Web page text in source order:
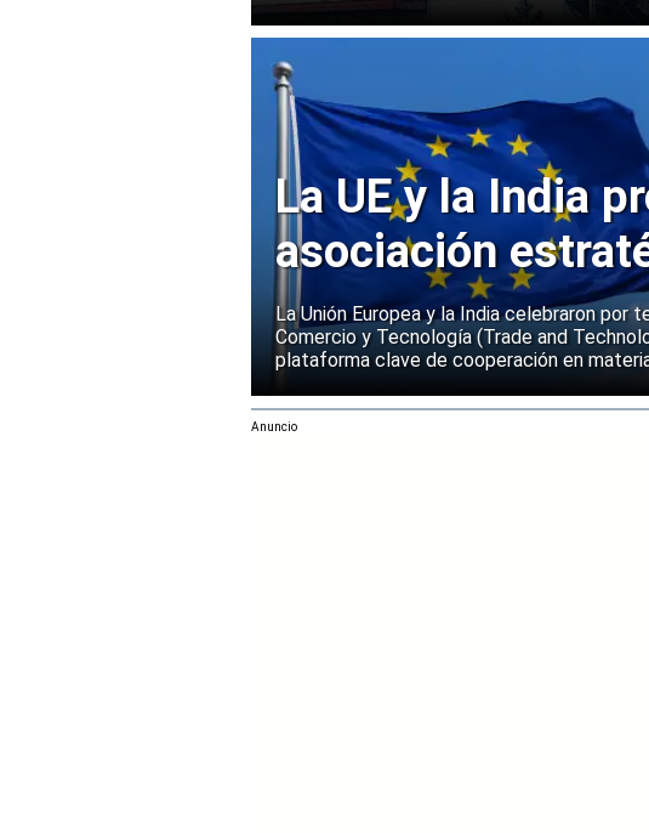
La UE y la India
asociación
La Unión Europea y la India celebraron por
Comercio y Tecnología (Trade and
plataforma clave de cooperación en
Anuncio